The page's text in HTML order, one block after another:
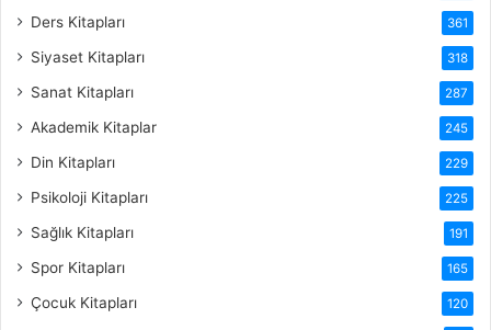
Ders Kitapları 361
Siyaset Kitapları 318
Sanat Kitapları 287
Akademik Kitaplar 245
Din Kitapları 229
Psikoloji Kitapları 225
Sağlık Kitapları 191
Spor Kitapları 165
Çocuk Kitapları 120